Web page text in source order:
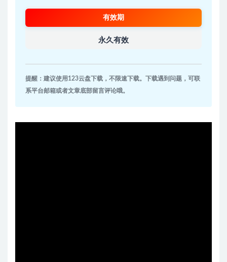
有效期
永久有效
提醒：建议使用123云盘下载，不限速下载。下载遇到问题，可联
系平台邮箱或者文章底部留言评论哦。